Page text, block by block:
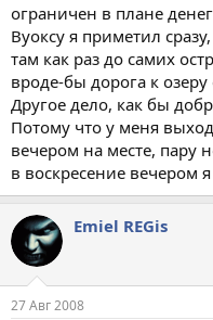
ограничен в плане денег
Вуоксу я приметил
там как раз до самих
вроде-бы дорога к озеру
Другое дело, как бы
Потому что у меня
вечером на месте, пару
в воскресение вечером
Emiel REGis
27 Авг 2008